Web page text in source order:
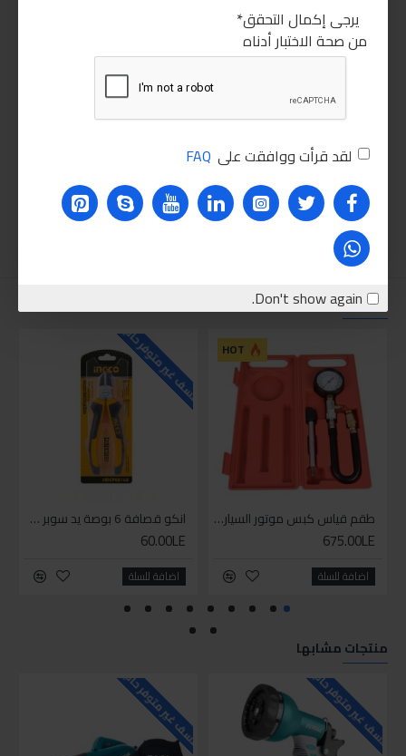
يرجى إكمال التحقق
من صحة الاختبار أدناه
لقد قرأت ووافقت على FAQ
Don't show again.
نقترحه عليك
HOT
طقم قياس كبس موتور السياره 3 ق
675.00LE
اضافة للسلة
للاسف غير متوفر حاليا
انكو قصافة 6 بوصة يد سوبر وان
60.00LE
اضافة للسلة
منتجات مشابها
للاسف غير متوفر حاليا للاسف غير متوفر حاليا